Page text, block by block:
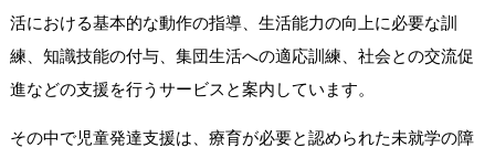
活における基本的な動作の指導、生活能力の向上に必要な訓
練、知識技能の付与、集団生活への適応訓練、社会との交流促
進などの支援を行うサービスと案内しています。
その中で児童発達支援は、療育が必要と認められた未就学の障